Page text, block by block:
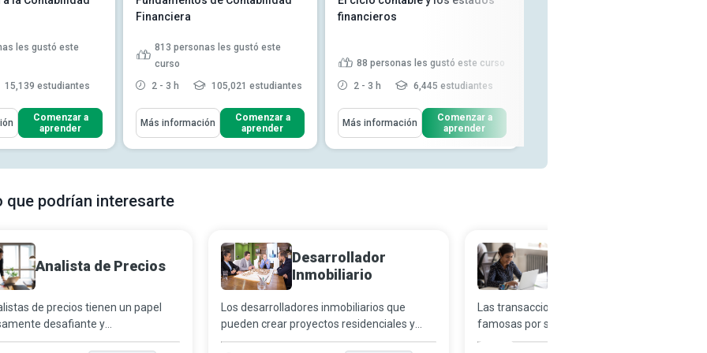
les gustó este
15,139 estudiantes
general de los
industria cont...
razones de
propósito de los
Leer más
Comenzar a
aprender
Financiera
813 personas les gustó este
curso
2 - 3 h
105,021 estudiantes
Aprenderás Cómo
Desarrollar los principios y
conceptos contables clave p...
Exponer el plan de cuentas y su
Describir cómo el estado de
Más información
Comenzar a
aprender
financieros
88 personas les gustó este curso
2 - 3 h 6,445 estudiantes
Aprenderás Cómo
convenciones y normas de la
contabilidad financiera Dist...
caja de las Normas
Más información
Comenzar a
aprender
que podrían interesarte
Analista de Precios
de precios tienen un papel
desafiante y
emocionante que
Desarrollador
Inmobiliario
Los desarrolladores inmobiliarios que
pueden crear proyectos residenciales y
comerciales que ofrezcan el mayor valor y
Las transacciones inmobiliarias son
famosas por su interminable papeleo,
frustración y ansiedad. Como terceros